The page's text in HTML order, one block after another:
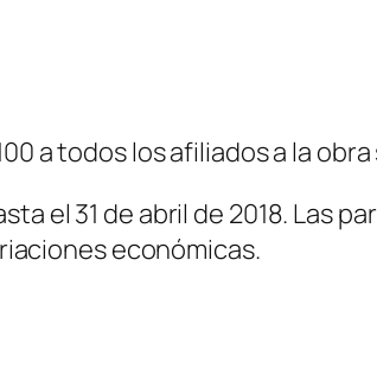
a todos los afiliados a la obra
el 31 de abril de 2018. Las
económicas.